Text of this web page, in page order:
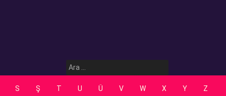
Arama:
S Ş T U Ü V W X Y Z